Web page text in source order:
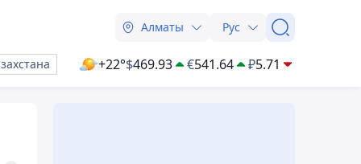
Алматы Рус
+22°$469.93 €541.64 ₽5.71